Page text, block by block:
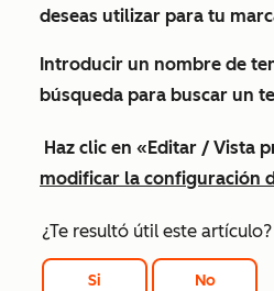
deseas utilizar para tu
Introducir un nombre de
búsqueda para buscar un
Haz clic en «Editar / Vista
modificar la configuración
¿Te resultó útil este artículo?
Si No